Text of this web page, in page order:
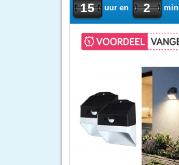
15 uur en 2